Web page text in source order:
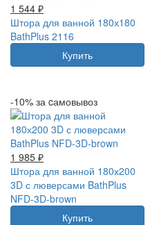
1 544 ₽
Штора для ванной 180х180
BathPlus 2116
Купить
-10% за cамовывоз
1 985 ₽
Штора для ванной 180х200
3D с люверсами BathPlus
NFD-3D-brown
Купить